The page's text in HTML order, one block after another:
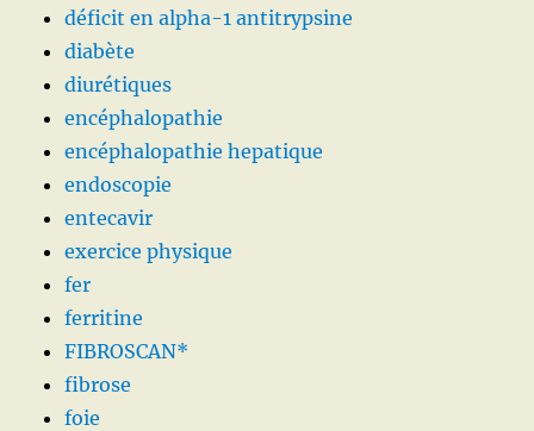
déficit en alpha-1 antitrypsine
diabète
diurétiques
encéphalopathie
encéphalopathie hepatique
endoscopie
entecavir
exercice physique
fer
ferritine
FIBROSCAN*
fibrose
foie